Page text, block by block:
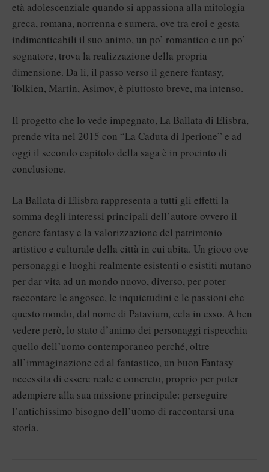
età adolescenziale quando si appassiona alla mitologia
greca, romana, norrenna e sumera, ove tra eroi e gesta
indimenticabili il suo animo, un po’ romantico e un po’
sognatore, trova la realizzazione della propria
dimensione. Da li, il passo verso il genere fantasy,
Tolkien, Martin, Asimov, è piuttosto breve, ma intenso.
Il progetto che lo vede impegnato, La Ballata di Elisbra,
prende vita nel 2015 con “La Caduta di Iperione” e ad
oggi il secondo capitolo della saga è in procinto di
conclusione.
La Ballata di Elisbra rappresenta a tutti gli effetti la
somma degli interessi principali dell’autore ovvero il
genere fantasy e la valorizzazione del patrimonio
artistico e culturale della città in cui abita. Un gioco ove
personaggi e luoghi realmente esistenti o esistiti mutano
per dar vita ad un mondo nuovo, diverso, per poter
raccontare le angosce, le inquietudini e le passioni che
questo mondo, dal nome di Patavium, cela in esso. A ben
vedere però, lo stato d’animo dei personaggi rispecchia
quello dell’uomo contemporaneo perché, oltre
all’immaginazione ed al fantastico, un buon Fantasy
necessita di essere reale e concreto, proprio per poter
adempiere alla sua missione principale: perseguire
l’antichissimo bisogno dell’uomo di raccontarsi una
storia.